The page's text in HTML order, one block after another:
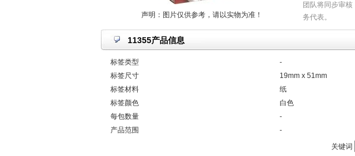
声明：图片仅供参考，请以实物为准！
团队将同步审
务代表。
11355产品信息
标签类型
-
标签尺寸
19mm x 51mm
标签材料
纸
标签颜色
白色
每包数量
-
产品范围
-
关键词